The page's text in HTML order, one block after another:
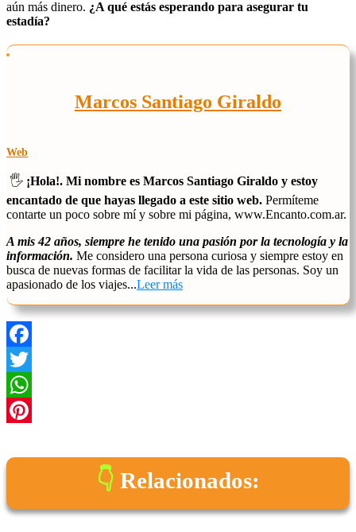
aún más dinero. ¿A qué estás esperando para asegurar tu
estadía?
Marcos Santiago Giraldo
Web
🖐️ ¡Hola!. Mi nombre es Marcos Santiago Giraldo y estoy
encantado de que hayas llegado a este sitio web. Permíteme
contarte un poco sobre mí y sobre mi página, www.Encanto.com.ar.
A mis 42 años, siempre he tenido una pasión por la tecnología y la
información. Me considero una persona curiosa y siempre estoy en
busca de nuevas formas de facilitar la vida de las personas. Soy un
apasionado de los viajes...Leer más
Facebook
Twitter
WhatsApp
Relacionados: